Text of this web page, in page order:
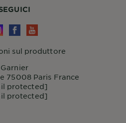
sul produttore
Garnier
75008 Paris France
protected]
protected]